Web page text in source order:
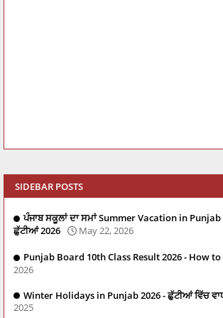
SIDEBAR POSTS
ਪੰਜਾਬ ਸਕੂਲਾਂ ਦਾ ਸਮਾਂ Summer Vacation in
ਛੁੱਟੀਆਂ 2026
May 22, 2026
Punjab Board 10th Class Result 2026 - How to
2026
Winter Holidays in Punjab 2026 - ਛੁੱਟੀਆਂ ਵਿੱਚ
2025